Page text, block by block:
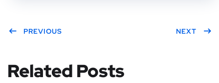
PREVIOUS NEXT
Related Posts